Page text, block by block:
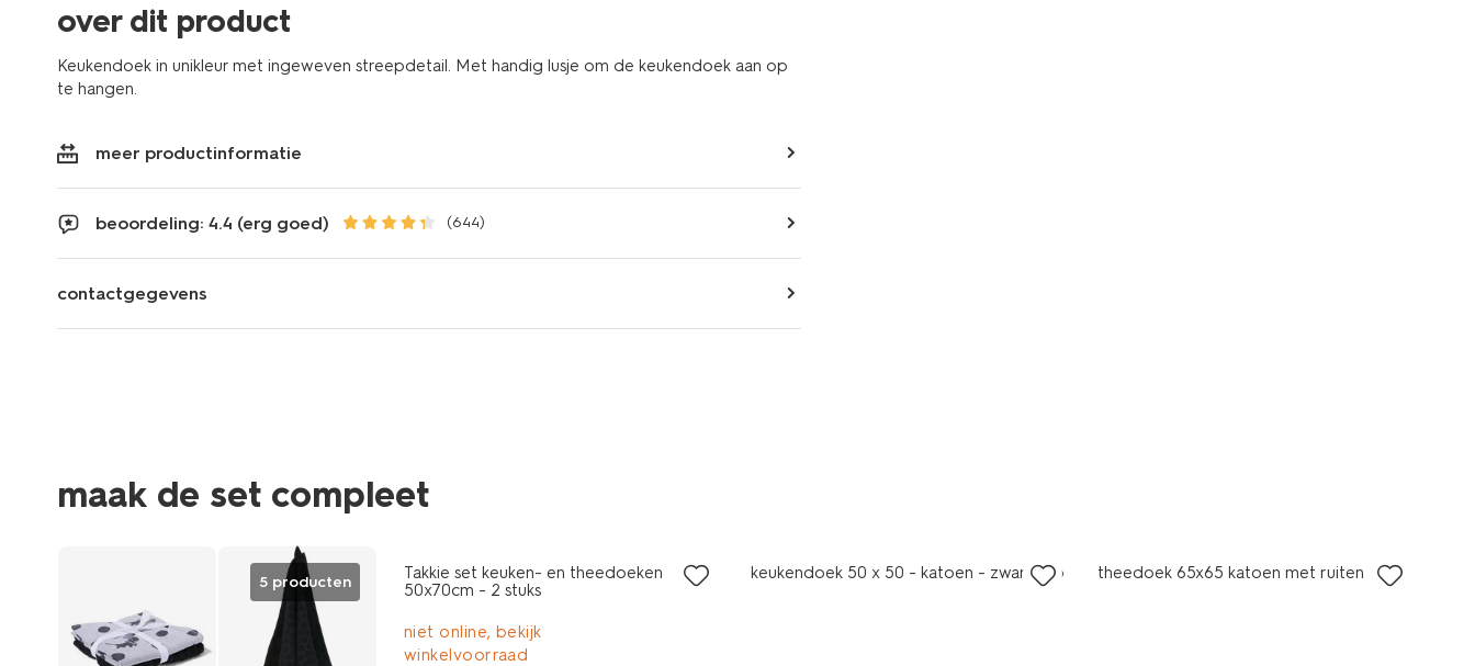
over dit product
Keukendoek in unikleur met ingeweven streepdetail. Met handig lusje om de keukendoek aan op
te hangen.
meer productinformatie
beoordeling: 4.4 (erg goed) (644)
contactgegevens
maak de set compleet
5 producten
Takkie set keuken- en theedoeken
50x70cm - 2 stuks
niet online, bekijk
winkelvoorraad
keukendoek 50 x 50 - katoen - zwart stip theedoek 65x65 katoen met ruiten